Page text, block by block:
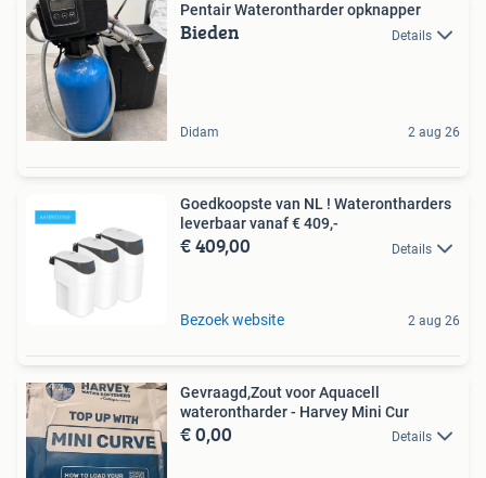
Pentair Waterontharder opknapper
Bieden Details
Didam 2 aug 26
Goedkoopste van NL ! Waterontharders
leverbaar vanaf € 409,-
€ 409,00 Details
Bezoek website 2 aug 26
Gevraagd,Zout voor Aquacell
waterontharder - Harvey Mini Cur
€ 0,00 Details